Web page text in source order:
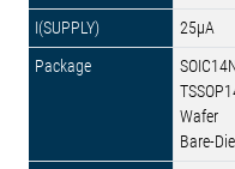
25µA
Wafer
Bare-Die